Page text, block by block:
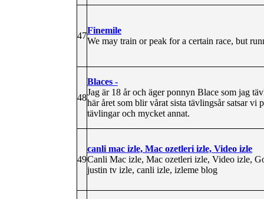
47
Finemile
We may train or peak for a certain race, but
48
Blaces -
Jag är 18 år och äger ponnyn Blace som jag
här året som blir vårat sista tävlingsår satsar vi
tävlingar och mycket annat.
49
canli mac izle, Mac ozetleri izle, Video izle
Canli Mac izle, Mac ozetleri izle, Video izle,
justin tv izle, canli izle, izleme blog